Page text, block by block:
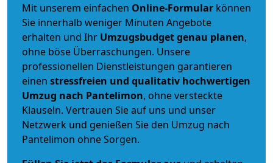
Mit unserem einfachen Online-Formular können
Sie innerhalb weniger Minuten Angebote
erhalten und Ihr Umzugsbudgetgenau planen,
ohne böse Überraschungen. Unsere
professionellen Dienstleistungen garantieren
einen stressfreien und qualitativ hochwertigen
Umzug nach Pantelimon, ohne versteckte
Klauseln. Vertrauen Sie auf uns und unser
Netzwerk und genießen Sie den Umzug nach
Pantelimon ohne Sorgen.